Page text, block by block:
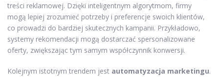
treści reklamowej. Dzięki inteligentnym algorytmom, firmy
mogą lepiej zrozumieć potrzeby i preferencje swoich klientów,
co prowadzi do bardziej skutecznych kampanii. Przykładowo,
systemy rekomendacji mogą dostarczać spersonalizowane
oferty, zwiększając tym samym współczynnik konwersji.
Kolejnym istotnym trendem jest automatyzacja marketingu.